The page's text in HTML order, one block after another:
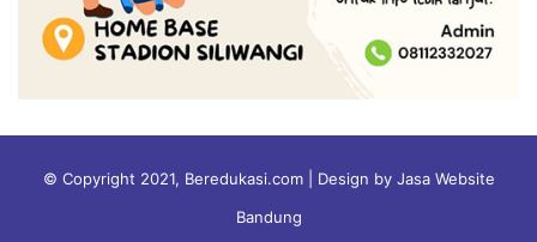
© Copyright 2021, Beredukasi.com | Design by Jasa Website
Bandung